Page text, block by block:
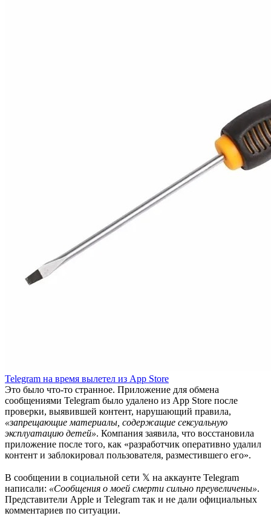
Telegram на время вылетел из App Store
Это было что-то странное. Приложение для обмена
сообщениями Telegram было удалено из App Store после
проверки, выявившей контент, нарушающий правила,
«запрещающие материалы, содержащие сексуальную
эксплуатацию детей». Компания заявила, что восстановила
приложение после того, как «разработчик оперативно удалил
контент и заблокировал пользователя, разместившего его».
В сообщении в социальной сети 𝕏 на аккаунте Telegram
написали: «Сообщения о моей смерти сильно преувеличены».
Представители Apple и Telegram так и не дали официальных
комментариев по ситуации.